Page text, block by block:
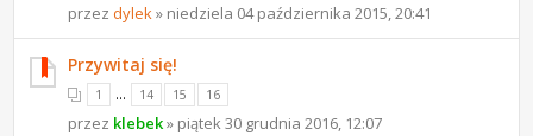
przezdylek » niedziela 04 października 2015, 20:41
Przywitaj się!
1 ... 14 15 16
przez klebek» piątek 30 grudnia 2016, 12:07